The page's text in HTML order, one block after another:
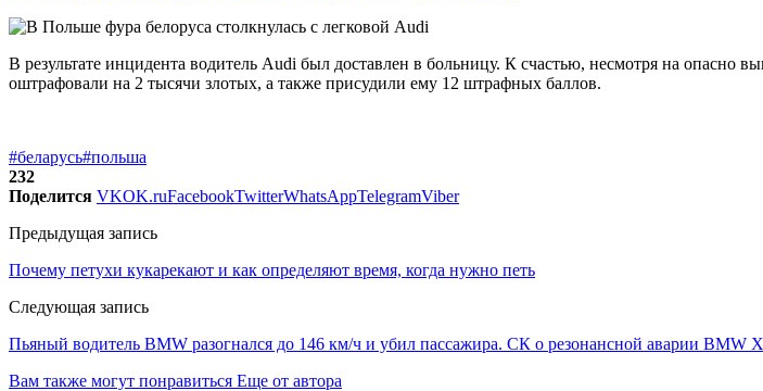
В результате инцидента водитель Audi был доставлен в больницу. К счастью, несмотря на опасно
оштрафовали на 2 тысячи злотых, а также присудили ему 12 штрафных баллов.
#беларусь#польша
232
Поделится VKOK.ruFacebookTwitterWhatsAppTelegramViber
Предыдущая запись
Почему петухи кукарекают и как определяют время, когда нужно петь
Следующая запись
Пьяный водитель BMW разогнался до 146 км/ч и убил пассажира. СК о резонансной аварии BMW
Вам также могут понравиться Еще от автора